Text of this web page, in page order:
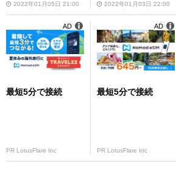
2022年01月05日 21:00 2022年01月03日 22:00
最短5分で接続
PR LotusFlare Inc
AD
最短5分で接続
PR LotusFlare Inc
AD